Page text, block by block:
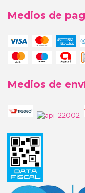
Medios de
Medios de